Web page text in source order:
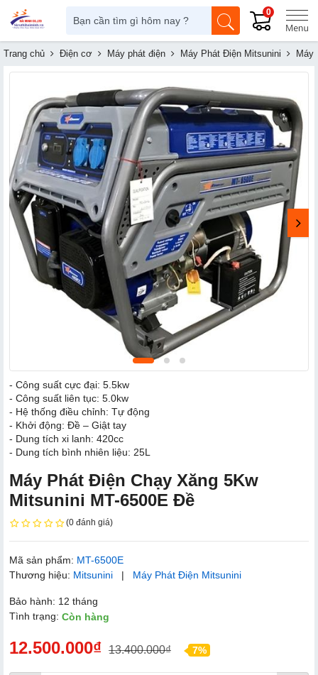
0
Trang chủ Điện cơ Máy phát điện Máy Phát Điện Mitsunini Máy
- Công suất cực đại: 5.5kw
- Công suất liên tục: 5.0kw
- Hệ thống điều chỉnh: Tự động
- Khởi động: Đề – Giật tay
- Dung tích xi lanh: 420cc
- Dung tích bình nhiên liệu: 25L
Máy Phát Điện Chạy Xăng 5Kw
Mitsunini MT-6500E Đề
(0 đánh giá)
Mã sản phẩm: MT-6500E
Thương hiệu: Mitsunini | Máy Phát Điện Mitsunini
Bảo hành: 12 tháng
Tình trạng: Còn hàng
12.500.000₫ 13.400.000₫ 7%